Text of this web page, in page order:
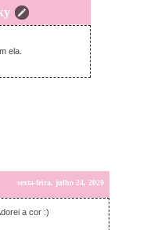
feira, julho 24, 2020
ela.
sexta-feira, julho 24, 2020
a cor :)